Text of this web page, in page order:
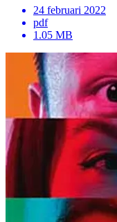
24 februari 2022
pdf
1.05 MB